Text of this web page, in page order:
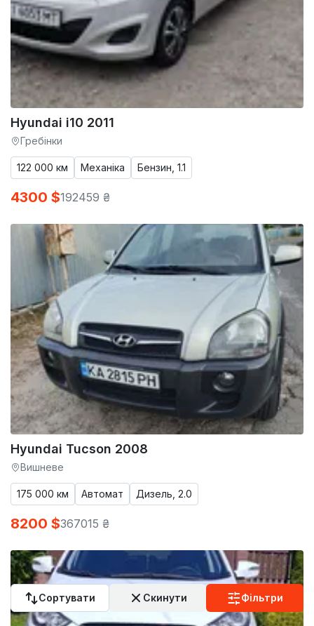
Hyundai i10 2011
Гребінки
122 000 км Механіка Бензин, 1.1
4300 $192459 ₴
Hyundai Tucson 2008
Вишневе
175 000 км Автомат Дизель, 2.0
8200 $367015 ₴
Сортувати Скинути Фільтри